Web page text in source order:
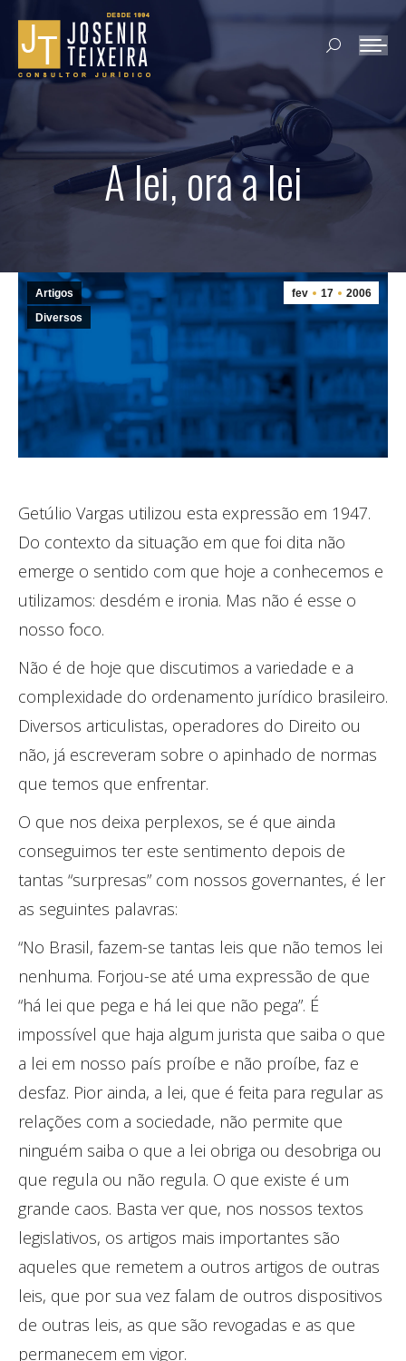
Search:
A lei, ora a lei
fev 17 2006
Artigos
Diversos
Getúlio Vargas utilizou esta expressão em 1947.
Do contexto da situação em que foi dita não
emerge o sentido com que hoje a conhecemos e
utilizamos: desdém e ironia. Mas não é esse o
nosso foco.
Não é de hoje que discutimos a variedade e a
complexidade do ordenamento jurídico brasileiro.
Diversos articulistas, operadores do Direito ou
não, já escreveram sobre o apinhado de normas
que temos que enfrentar.
O que nos deixa perplexos, se é que ainda
conseguimos ter este sentimento depois de
tantas “surpresas” com nossos governantes, é ler
as seguintes palavras:
“No Brasil, fazem-se tantas leis que não temos lei
nenhuma. Forjou-se até uma expressão de que
“há lei que pega e há lei que não pega”. É
impossível que haja algum jurista que saiba o que
a lei em nosso país proíbe e não proíbe, faz e
desfaz. Pior ainda, a lei, que é feita para regular as
relações com a sociedade, não permite que
ninguém saiba o que a lei obriga ou desobriga ou
que regula ou não regula. O que existe é um
grande caos. Basta ver que, nos nossos textos
legislativos, os artigos mais importantes são
aqueles que remetem a outros artigos de outras
leis, que por sua vez falam de outros dispositivos
de outras leis, as que são revogadas e as que
permanecem em vigor.